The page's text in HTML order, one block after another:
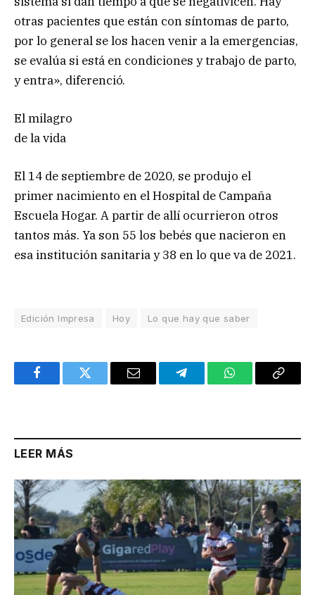
otras pacientes que están con síntomas de parto,
por lo general se los hacen venir a la emergencias,
se evalúa si está en condiciones y trabajo de parto,
y entra», diferenció.
El milagro
de la vida
El 14 de septiembre de 2020, se produjo el
primer nacimiento en el Hospital de Campaña
Escuela Hogar. A partir de allí ocurrieron otros
tantos más. Ya son 55 los bebés que nacieron en
esa institución sanitaria y 38 en lo que va de 2021.
Edición Impresa Hoy Lo que hay que saber
FacebookTwitter Email TelegramWhatsAppCopy
LEER MÁS